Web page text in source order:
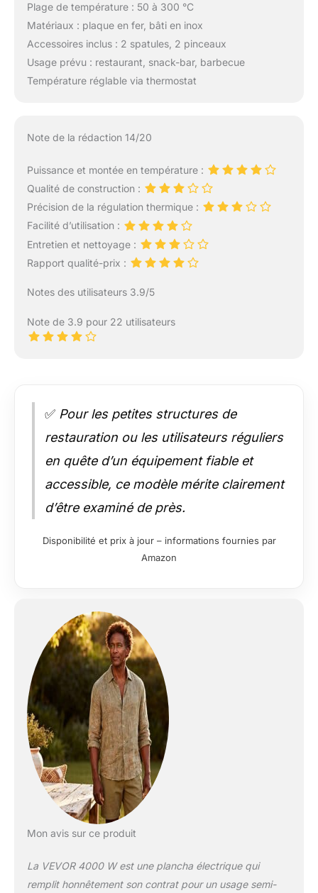
Plage de température : 50 à 300 °C
Matériaux : plaque en fer, bâti en inox
Accessoires inclus : 2 spatules, 2 pinceaux
Usage prévu : restaurant, snack-bar, barbecue
Température réglable via thermostat
Note de la rédaction 14/20
Puissance et montée en température :
Qualité de construction :
Précision de la régulation thermique :
Facilité d’utilisation :
Entretien et nettoyage :
Rapport qualité-prix :
Notes des utilisateurs 3.9/5
Note de 3.9 pour 22 utilisateurs
✅ Pour les petites structures de
restauration ou les utilisateurs réguliers
en quête d’un équipement fiable et
accessible, ce modèle mérite clairement
d’être examiné de près.
Disponibilité et prix à jour – informations fournies par
Amazon
Mon avis sur ce produit
La VEVOR 4000 W est une plancha électrique qui
remplit honnêtement son contrat pour un usage semi-